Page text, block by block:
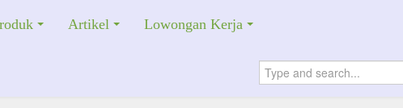
Artikel Lowongan Kerja